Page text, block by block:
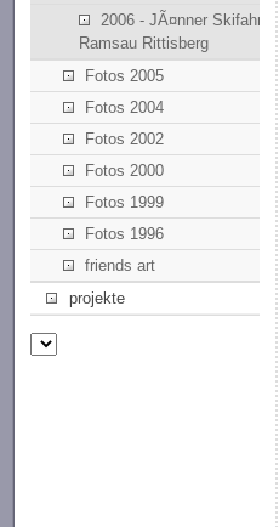
2006 - JÃ¤nner Skifahren
Ramsau Rittisberg
Fotos 2005
Fotos 2004
Fotos 2002
Fotos 2000
Fotos 1999
Fotos 1996
friends art
projekte